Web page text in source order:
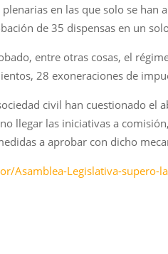
en las que solo se
de 35 dispensas en un
entre otras cosas, el
28 exoneraciones de
civil han cuestionado el
llegar las iniciativas a
a aprobar con dicho
Asamblea-Legislativa-